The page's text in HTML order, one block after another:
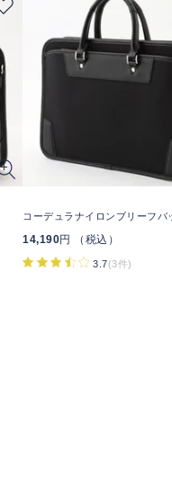
コーデュラナイロンブリーフバ
14,190円 （税込）
3.7(3件)